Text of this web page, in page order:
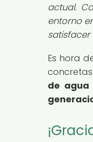
actual.
entorno
Es hora
de agua